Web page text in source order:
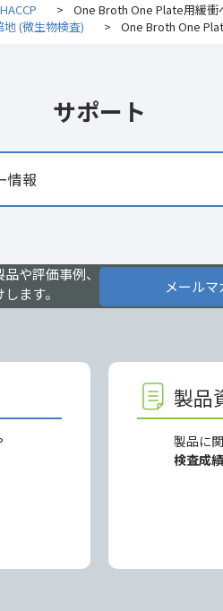
>
One Broth One Plate用緩衝
地 (微生物検査) > One Broth One
サポート
情報
や評価事例、
ます。
メール
製品
製品に
検査成